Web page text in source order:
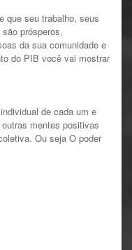
que seu trabalho, seus
prósperos,
da sua comunidade e
do PIB você vai mostrar
de cada um e
mentes positivas
Ou seja O poder